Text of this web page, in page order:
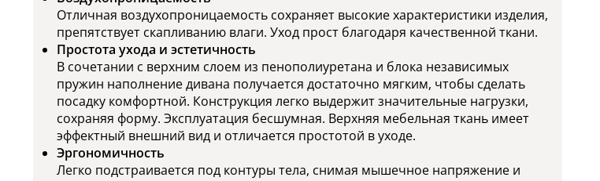
Отличная воздухопроницаемость сохраняет высокие характеристики изделия,
препятствует скапливанию влаги. Уход прост благодаря качественной ткани.
Простота ухода и эстетичность
В сочетании с верхним слоем из пенополиуретана и блока независимых
пружин наполнение дивана получается достаточно мягким, чтобы сделать
посадку комфортной. Конструкция легко выдержит значительные нагрузки,
сохраняя форму. Эксплуатация бесшумная. Верхняя мебельная ткань имеет
эффектный внешний вид и отличается простотой в уходе.
Эргономичность
Легко подстраивается под контуры тела, снимая мышечное напряжение и